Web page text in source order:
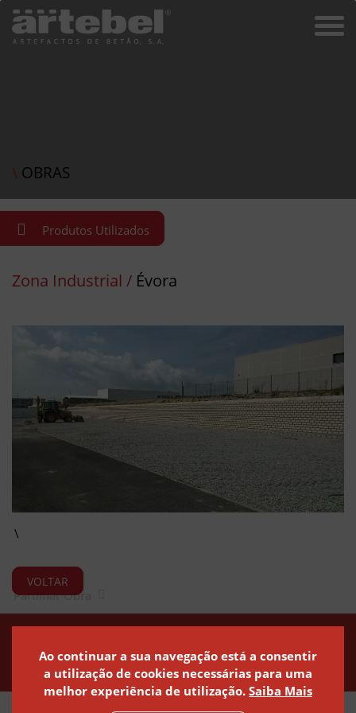
\ OBRAS
Produtos Utilizados
Zona Industrial / Évora
VOLTAR
Partilhar Obra
Ao continuar a sua navegação está a consentir
a utilização de cookies necessárias para uma
melhor experiência de utilização. Saiba Mais